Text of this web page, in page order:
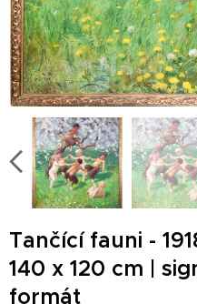
Tančící fauni -
140 x 120 cm |
formát